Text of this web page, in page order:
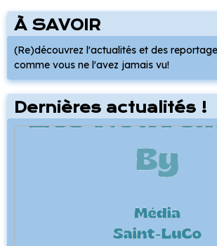
À SAVOIR
(Re)découvrez l'actualités et des
comme vous ne l'avez jamais vu!
Dernières actualités !